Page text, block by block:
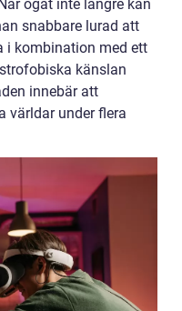
ögat inte längre kan
snabbare lurad att
i kombination med ett
känslan
innebär att
världar under flera